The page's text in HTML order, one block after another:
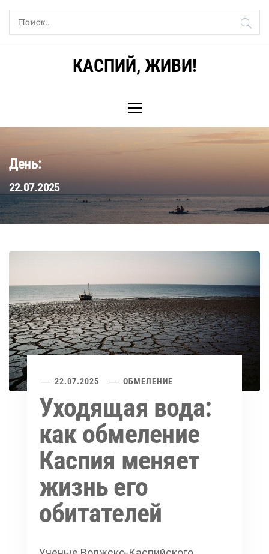
Skip
Найти:
КАСПИЙ, ЖИВИ!
Menu
День:
22.07.2025
22.07.2025 ОБМЕЛЕНИЕ
Уходящая вода:
как обмеление
Каспия меняет
жизнь его
обитателей